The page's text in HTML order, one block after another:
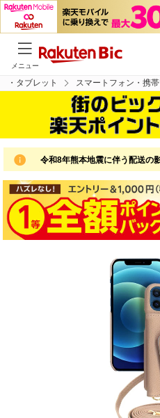
メニュー
・タブレット スマートフォン・携
令和8年熊本地震に伴う配送の